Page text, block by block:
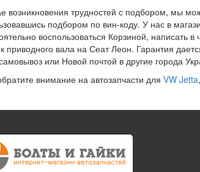
возникновения трудностей с подбором, мы
подбором по вин-коду. У нас в
воспользоваться Корзиной, написать
приводного вала на Сеат Леон. Гарантия
или Новой почтой в другие города
внимание на автозапчасти для VW Jetta,